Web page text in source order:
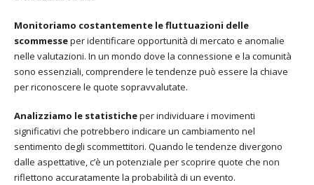
Monitoriamo costantemente le fluttuazioni delle
scommesseper identificare opportunità di mercato e anomalie
nelle valutazioni. In un mondo dove la connessione e la comunità
sono essenziali, comprendere le tendenze può essere la chiave
per riconoscere le quote sopravvalutate.
Analizziamo le statisticheper individuare i movimenti
significativi che potrebbero indicare un cambiamento nel
sentimento degli scommettitori. Quando le tendenze divergono
dalle aspettative, c’è un potenziale per scoprire quote che non
riflettono accuratamente la probabilità di un evento.